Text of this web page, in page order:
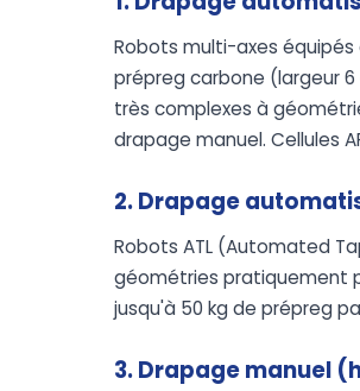
Robots multi-axes
prépreg carbone (largeur
très complexes à
drapage manuel. Cellules
2. Drapage
Robots ATL (Automated
géométries pratiquement
jusqu'à 50 kg de prépreg
3. Drapage manuel